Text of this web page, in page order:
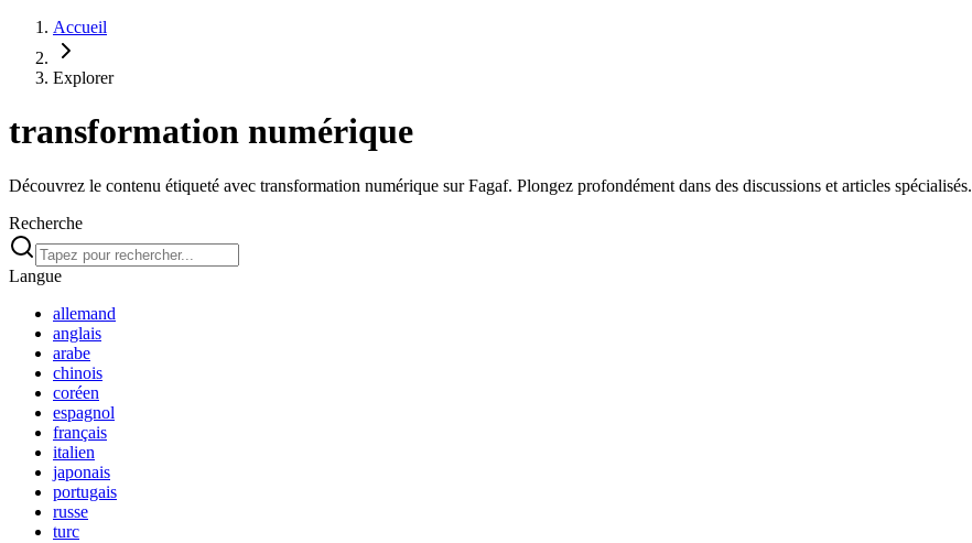
Accueil
Explorer
transformation numérique
Découvrez le contenu étiqueté avec transformation numérique sur Fagaf. Plongez profondément dans des discussions et articles spécialisés.
Recherche
Langue
allemand
anglais
arabe
chinois
coréen
espagnol
français
italien
japonais
portugais
russe
turc